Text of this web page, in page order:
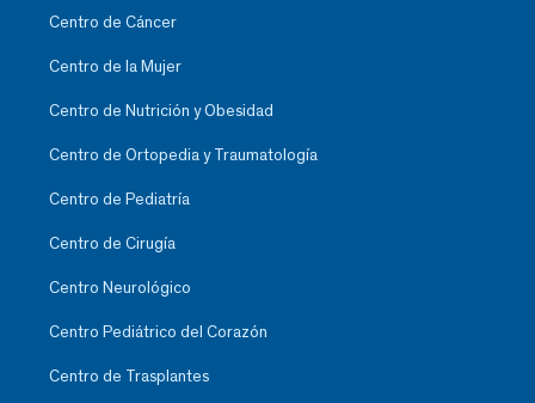
Centro de Cáncer
Centro de la Mujer
Centro de Nutrición y Obesidad
Centro de Ortopedia y Traumatología
Centro de Pediatría
Centro de Cirugía
Centro Neurológico
Centro Pediátrico del Corazón
Centro de Trasplantes